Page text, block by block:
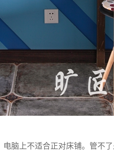
脑上不适合正对床铺。管不